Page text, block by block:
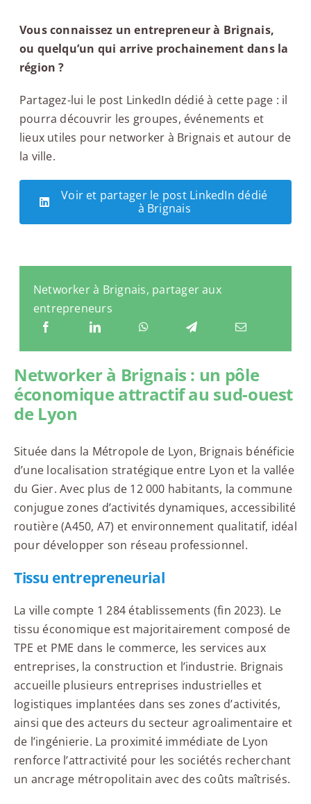
Vous connaissez un entrepreneur à Brignais,
ou quelqu’un qui arrive prochainement dans la
région ?
Partagez-lui le post LinkedIn dédié à cette page : il
pourra découvrir les groupes, événements et
lieux utiles pour networker à Brignais et autour de
la ville.
Voir et partager le post LinkedIn dédié
à Brignais
Networker à Brignais, partager aux
entrepreneurs
Networker à Brignais : un pôle
économique attractif au sud-ouest
de Lyon
Située dans la Métropole de Lyon, Brignais bénéficie
d’une localisation stratégique entre Lyon et la vallée
du Gier. Avec plus de 12 000 habitants, la commune
conjugue zones d’activités dynamiques, accessibilité
routière (A450, A7) et environnement qualitatif, idéal
pour développer son réseau professionnel.
Tissu entrepreneurial
La ville compte 1 284 établissements (fin 2023). Le
tissu économique est majoritairement composé de
TPE et PME dans le commerce, les services aux
entreprises, la construction et l’industrie. Brignais
accueille plusieurs entreprises industrielles et
logistiques implantées dans ses zones d’activités,
ainsi que des acteurs du secteur agroalimentaire et
de l’ingénierie. La proximité immédiate de Lyon
renforce l’attractivité pour les sociétés recherchant
un ancrage métropolitain avec des coûts maîtrisés.